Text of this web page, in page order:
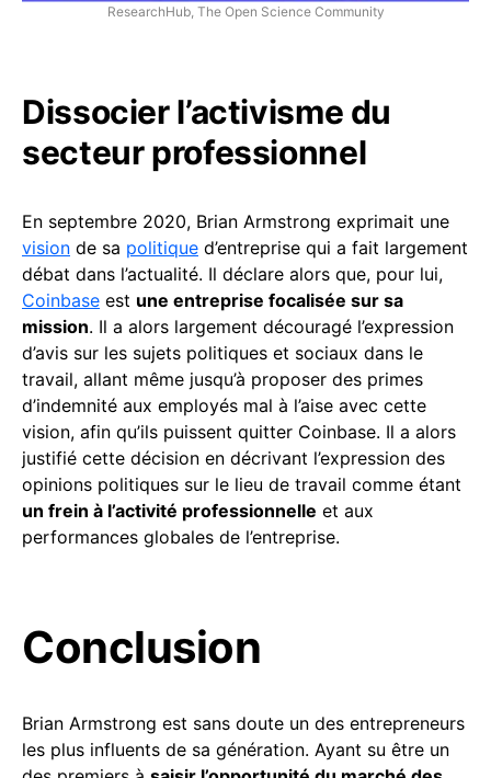
ResearchHub, The Open Science Community
Dissocier l’activisme du
secteur professionnel
En septembre 2020, Brian Armstrong exprimait une
vision de sa politique d’entreprise qui a fait largement
débat dans l’actualité. Il déclare alors que, pour lui,
Coinbase est une entreprise focalisée sur sa
mission. Il a alors largement découragé l’expression
d’avis sur les sujets politiques et sociaux dans le
travail, allant même jusqu’à proposer des primes
d’indemnité aux employés mal à l’aise avec cette
vision, afin qu’ils puissent quitter Coinbase. Il a alors
justifié cette décision en décrivant l’expression des
opinions politiques sur le lieu de travail comme étant
un frein à l’activité professionnelle et aux
performances globales de l’entreprise.
Conclusion
Brian Armstrong est sans doute un des entrepreneurs
les plus influents de sa génération. Ayant su être un